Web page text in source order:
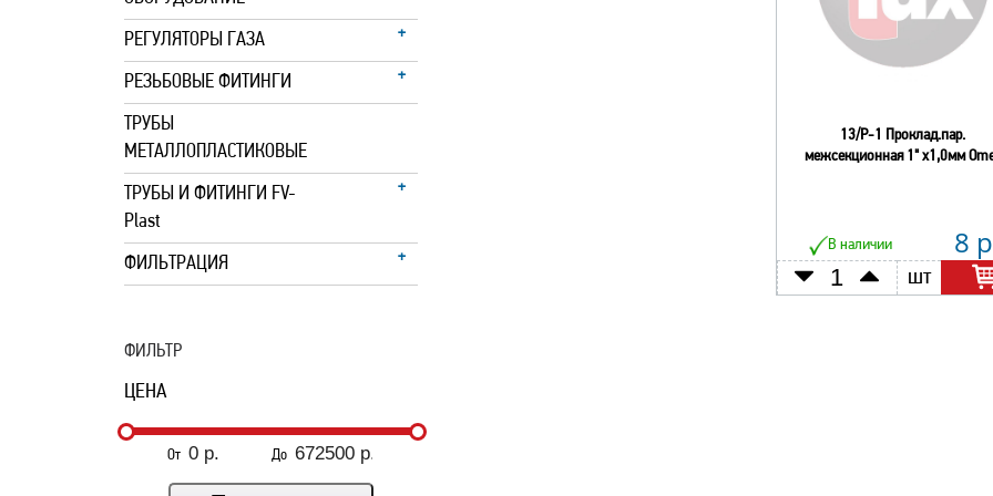
РЕГУЛЯТОРЫ ГАЗА
РЕЗЬБОВЫЕ ФИТИНГИ
ТРУБЫ
МЕТАЛЛОПЛАСТИКОВЫЕ
ТРУБЫ И ФИТИНГИ FV-
Plast
ФИЛЬТРАЦИЯ
ФИЛЬТР
ЦЕНА
От До
13/Р-1 Проклад.пар.
межсекционная 1" х1,0мм
В наличии 8
шт